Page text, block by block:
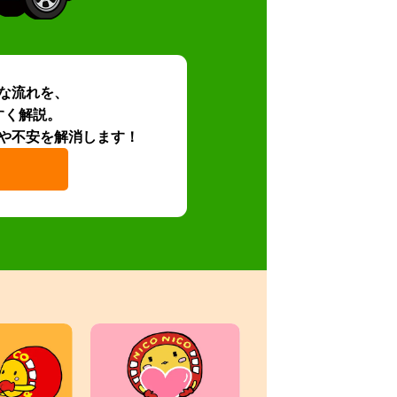
流れを、
解説。
不安を解消します！